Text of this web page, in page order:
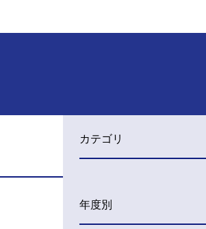
カテゴリ
年度別